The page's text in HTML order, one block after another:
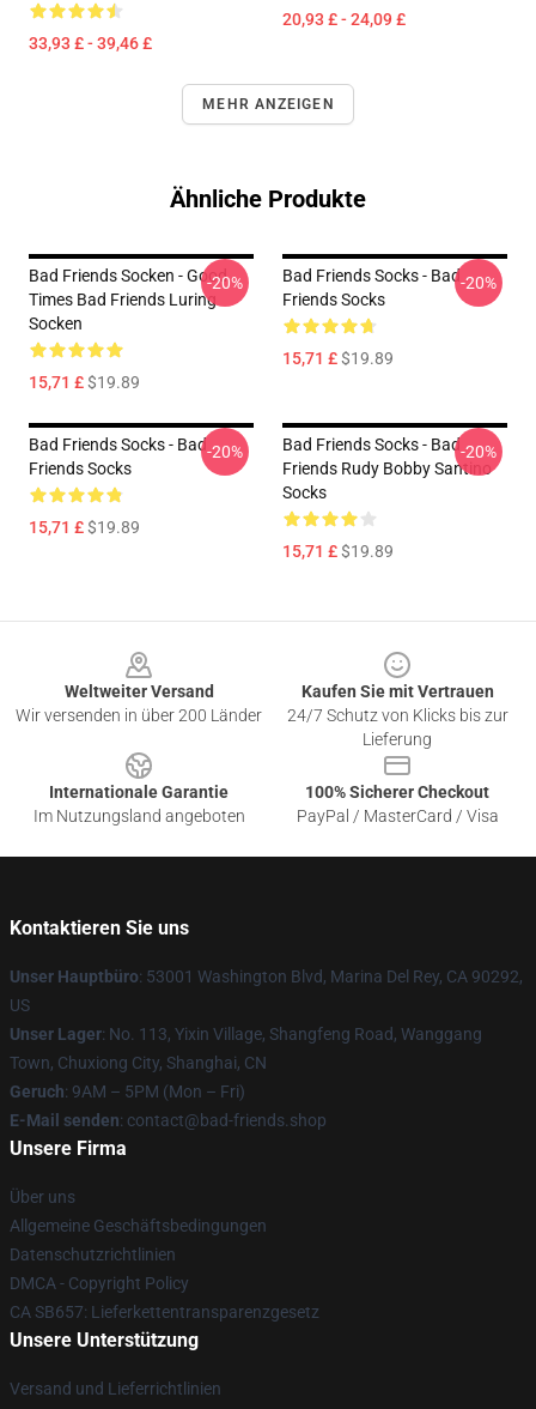
33,93 £ - 39,46 £
20,93 £ - 24,09 £
MEHR ANZEIGEN
Ähnliche Produkte
Bad Friends Socken - Good
Times Bad Friends Luring
Socken
15,71 £$19.89
-20%
Bad Friends Socks - Bad
Friends Socks
15,71 £$19.89
-20%
Bad Friends Socks - Bad
Friends Socks
15,71 £$19.89
-20%
Bad Friends Socks - Bad
Friends Rudy Bobby Santino
Socks
15,71 £$19.89
-20%
Weltweiter Versand
Wir versenden in über 200 Länder
Kaufen Sie mit Vertrauen
24/7 Schutz von Klicks bis zur
Lieferung
Internationale Garantie
Im Nutzungsland angeboten
100% Sicherer Checkout
PayPal / MasterCard / Visa
Kontaktieren Sie uns
Unser Hauptbüro: 53001 Washington Blvd, Marina Del Rey, CA 90292,
US
Unser Lager: No. 113, Yixin Village, Shangfeng Road, Wanggang
Town, Chuxiong City, Shanghai, CN
Geruch: 9AM – 5PM (Mon – Fri)
E-Mail senden: contact@bad-friends.shop
Unsere Firma
Über uns
Allgemeine Geschäftsbedingungen
Datenschutzrichtlinien
DMCA - Copyright Policy
CA SB657: Lieferkettentransparenzgesetz
Unsere Unterstützung
Versand und Lieferrichtlinien